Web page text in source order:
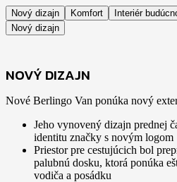
Nový dizajn Komfort Interiér
Nový dizajn
NOVÝ DIZAJN
Nové Berlingo Van ponúka nový
Jeho vynovený dizajn prednej
identitu značky s novým logom
Priestor pre cestujúcich bol
palubnú dosku, ktorá ponúka
vodiča a posádku